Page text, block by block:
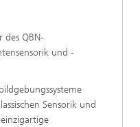
des QBN-
und -
Sensorik und